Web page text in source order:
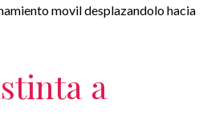
movil desplazandolo hacia
a